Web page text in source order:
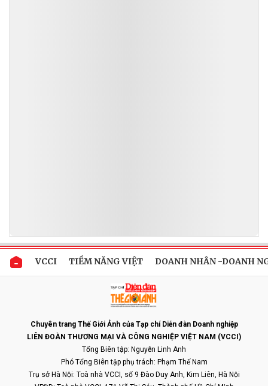
VCCI TIỀM NĂNG VIỆT DOANH NHÂN -DOANH
Chuyên trang Thế Giới Ảnh của Tạp chí Diễn đàn Doanh nghiệp
LIÊN ĐOÀN THƯƠNG MẠI VÀ CÔNG NGHIỆP VIỆT NAM (VCCI)
Tổng Biên tập: Nguyễn Linh Anh
Phó Tổng Biên tập phụ trách: Phạm Thế Nam
Trụ sở Hà Nội: Toà nhà VCCI, số 9 Đào Duy Anh, Kim Liên, Hà Nội